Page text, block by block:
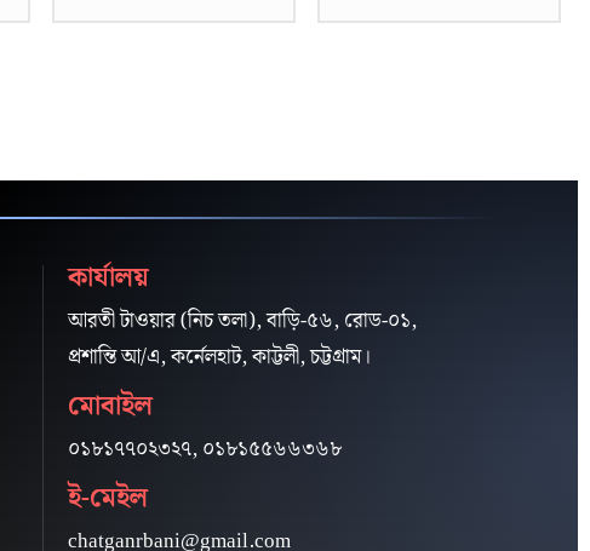
কার্যালয়
আরতী টাওয়ার (নিচ তলা), বাড়ি-৫৬, রোড-০১,
প্রশান্তি আ/এ, কর্নেলহাট, কাট্টলী, চট্টগ্রাম।
মোবাইল
০১৮১৭৭০২৩২৭, ০১৮১৫৫৬৬৩৬৮
ই-মেইল
chatganrbani@gmail.com